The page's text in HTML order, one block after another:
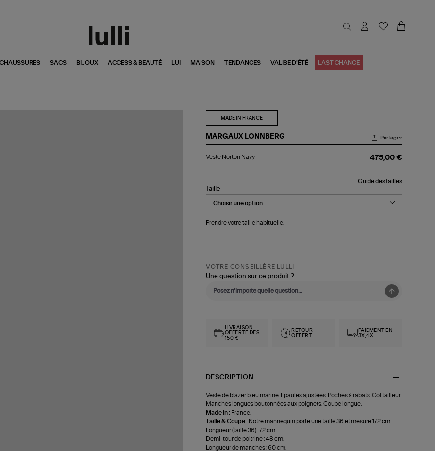
CHAUSSURES SACS BIJOUX ACCESS & BEAUTÉ LUI MAISON TENDANCES VALISE D'ÉTÉ LAST CHANCE
MADE IN FRANCE
MARGAUX LONNBERG
Norton
Partager
Veste Norton Navy 475,00 €
Guide des tailles
Taille
Prendre votre taille habituelle.
VOTRE CONSEILLÈRE LULLI
Une question sur ce produit ?
LIVRAISON
OFFERTE DÈS
150 €
RETOUR
OFFERT
PAIEMENT EN
3X,4X
DESCRIPTION
Veste de blazer bleu marine. Epaules ajustées. Poches à rabats. Col tailleur.
Manches longues boutonnées aux poignets. Coupe longue.
Made in : France.
Taille & Coupe : Notre mannequin porte une taille 36 et mesure 172 cm.
Longueur (taille 36) : 72 cm.
Demi-tour de poitrine : 48 cm.
Longueur de manches : 60 cm.